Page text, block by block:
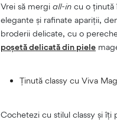
Vrei să mergi all-in cu o ținută
elegante și rafinate apariții,
broderii delicate, cu o
poșetă delicată din piele
Ținută classy cu Viva
Cochetezi cu stilul classy și